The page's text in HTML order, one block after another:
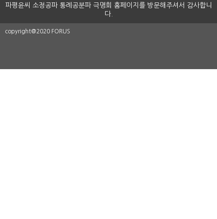
파평윤씨 소정공파 통례공분파 극명회 홈페이지를 방문해주셔서 감사합니
다.
copyright@2020 FORUS